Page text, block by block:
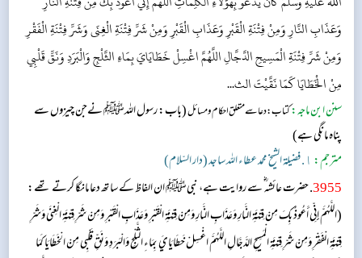
وَعَذَابِ النَّارِ وَمِنْ فِتْنَةِ الْقَبْرِ وَعَذَابِ الْقَبْرِ وَمِنْ شَرِّ فِتْنَةِ الْغِنَى وَشَرِّ فِتْنَةِ الْفَقْرِ
وَمِنْ شَرِّ فِتْنَةِ الْمَسِيحِ الدَّجَّالِ اللَّهُمَّ اغْسِلْ خَطَايَايَ بِمَاءِ الثَّلْجِ وَالْبَرَدِ وَنَقِّ قَلْبِي
مِنْ الْخَطَايَا كَمَا نَقَّيْتَ الث...
سنن ابن ماجہ:کتاب: دعا سے متعلق احکام ومسائل(باب: رسول اللہﷺ نےجن چیزوں سے
پناہ مانگی ہے)
مترجم: ١. فضيلة الشيخ محمد عطاء الله ساجد (دار السّلام)
3955. حضرت عائشہ‬ ؓ س‬ے روایت ہے، نبیﷺ ان الفاظ کے ساتھ دعا مانگا کرتے تھے:
(اللَّهُمَّ إِنِّي أَعُوذُ بِكَ مِنْ فِتْنَةِ النَّارِ وَعَذَابِ النَّارِ وَمِنْ فِتْنَةِ الْقَبْرِ وَعَذَابِ الْقَبْرِ وَمِنْ شَرِّ فِتْنَةِ الْغِنَى وَشَرِّ
فِتْنَةِ الْفَقْرِ وَمِنْ شَرِّ فِتْنَةِ الْمَسِيحِ الدَّجَّالِ اللَّهُمَّ اغْسِلْ خَطَايَايَ بِمَاءِ الثَّلْجِ وَالْبَرَدِ وَنَقِّ قَلْبِي مِنْ الْخَطَايَا كَمَا